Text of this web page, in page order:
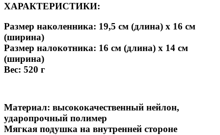
ХАРАКТЕРИСТИКИ:
Размер наколенника: 19,5 см (длина) х 16 см
(ширина)
Размер налокотника: 16 см (длина) х 14 см
(ширина)
Вес: 520 г
Материал: высококачественный нейлон,
ударопрочный полимер
Мягкая подушка на внутренней стороне